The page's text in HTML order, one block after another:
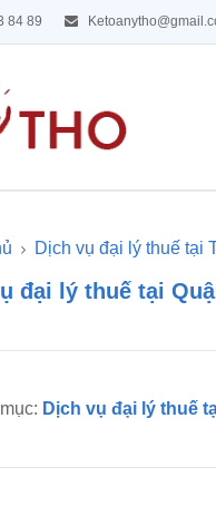
84 89
Dịch vụ đại lý thuế tại
đại lý thuế tại
Dịch vụ đại lý thuế